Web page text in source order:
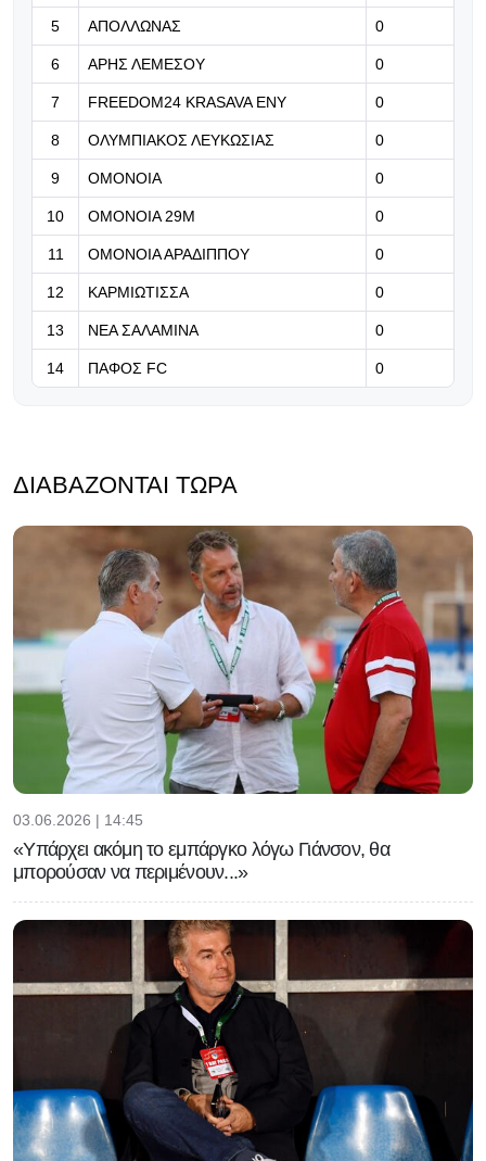
07.08.2026 | 19:45
Σπουδαία μεταγραφή για τον
ΑΠΟΕΛ στο φούτσαλ
07.08.2026 | 19:32
Ισπανική άφιξη για το κέντρο της
άμυνας!
07.08.2026 | 19:21
Η Μάντεστερ Σίτι προχωράει με την
απόκτηση του Ρούλι από τη
Μαρσέιγ
5 ΑΠΟΛΛΩΝΑΣ 0
6 ΑΡΗΣ ΛΕΜΕΣΟΥ 0
7 FREEDOM24 KRASAVA ΕΝΥ 0
8 ΟΛΥΜΠΙΑΚΟΣ ΛΕΥΚΩΣΙΑΣ 0
9 ΟΜΟΝΟΙΑ 0
10 ΟΜΟΝΟΙΑ 29Μ 0
11 ΟΜΟΝΟΙΑ ΑΡΑΔΙΠΠΟΥ 0
12 ΚΑΡΜΙΩΤΙΣΣΑ 0
13 ΝΕΑ ΣΑΛΑΜΙΝΑ 0
14 ΠΑΦΟΣ FC 0
ΔΙΑΒΆΖΟΝΤΑΙ ΤΏΡΑ
03.06.2026 | 14:45
«Υπάρχει ακόμη το εμπάργκο λόγω Γιάνσον, θα
μπορούσαν να περιμένουν...»